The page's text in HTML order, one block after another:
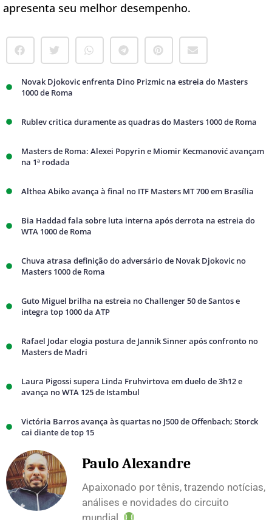
apresenta seu melhor desempenho.
Novak Djokovic enfrenta Dino Prizmic na estreia do Masters
1000 de Roma
Rublev critica duramente as quadras do Masters 1000 de Roma
Masters de Roma: Alexei Popyrin e Miomir Kecmanović avançam
na 1ª rodada
Althea Abiko avança à final no ITF Masters MT 700 em Brasília
Bia Haddad fala sobre luta interna após derrota na estreia do
WTA 1000 de Roma
Chuva atrasa definição do adversário de Novak Djokovic no
Masters 1000 de Roma
Guto Miguel brilha na estreia no Challenger 50 de Santos e
integra top 1000 da ATP
Rafael Jodar elogia postura de Jannik Sinner após confronto no
Masters de Madri
Laura Pigossi supera Linda Fruhvirtova em duelo de 3h12 e
avança no WTA 125 de Istambul
Victória Barros avança às quartas no J500 de Offenbach; Storck
cai diante de top 15
Paulo Alexandre
Apaixonado por tênis, trazendo notícias,
análises e novidades do circuito